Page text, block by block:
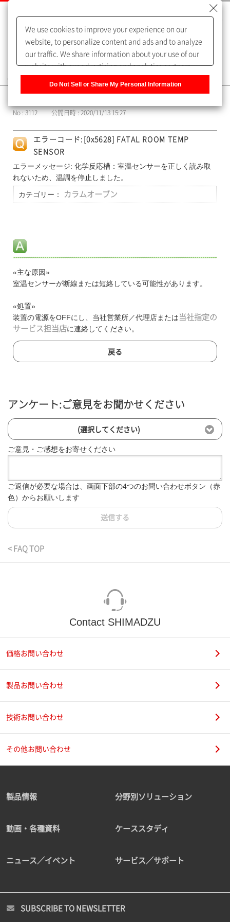
よくあるご質問（FAQ）
No : 3112 公開日時 : 2020/11/13 15:27
エラーコード:[0x5628] FATAL ROOM TEMP
SENSOR
エラーメッセージ: 化学反応槽：室温センサーを正しく読み取
れないため、温調を停止しました。
カテゴリー： カラムオーブン
«主な原因»
室温センサーが断線または短絡している可能性があります。
«処置»
装置の電源をOFFにし、当社営業所／代理店または 当社指定の
サービス担当店に連絡してください。
戻る
アンケート:ご意見をお聞かせください
(選択してください)
ご意見・ご感想をお寄せください
ご返信が必要な場合は、画面下部の4つのお問い合わせボタン（赤
色）からお願いします
送信する
< FAQ TOP
Contact SHIMADZU
価格お問い合わせ
製品お問い合わせ
技術お問い合わせ
その他お問い合わせ
製品情報 分野別ソリューション
動画・各種資料 ケーススタディ
ニュース／イベント サービス／サポート
SUBSCRIBE TO NEWSLETTER
We use cookies to improve your experience on our
website, to personalize content and ads and to analyze
our traffic. We share information about your use of our
website with our advertising and analytics partners,
of our sharing information about you with our partners.
Information] to customize your cookie settings on our
website.Privacy Policy
Do Not Sell or Share My Personal Information